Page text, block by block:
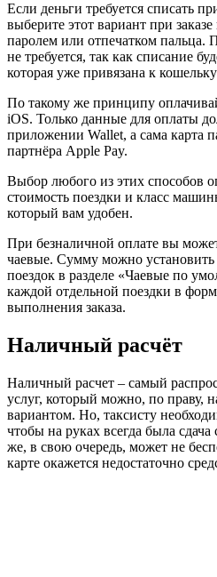
Если деньги требуется списать
выберите этот вариант при
паролем или отпечатком пальца.
не требуется, так как списание
которая уже привязана к
По такому же принципу
iOS. Только данные для оплаты
приложении Wallet, а сама карта
партнёра Apple Pay.
Выбор любого из этих способов
стоимость поездки и класс
который вам удобен.
При безналичной оплате вы
чаевые. Сумму можно
поездок в разделе «Чаевые по
каждой отдельной поездки в
выполнения заказа.
Наличный расчёт
Наличный расчет – самый
услуг, который можно, по праву,
вариантом. Но, таксисту
чтобы на руках всегда была
же, в свою очередь, может не
карте окажется недостаточно